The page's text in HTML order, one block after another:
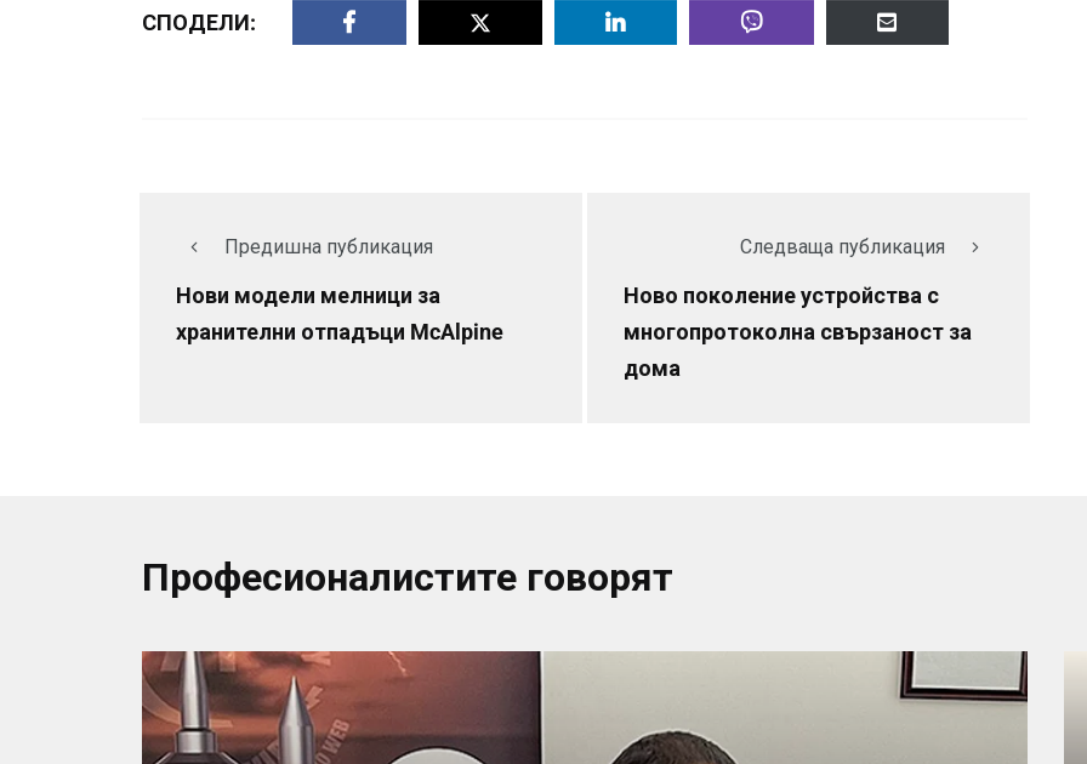
СПОДЕЛИ:
Предишна публикация
Нови модели мелници за
хранителни отпадъци McAlpine
Следваща публикация
Ново поколение устройства с
многопротоколна свързаност за
дома
Професионалистите говорят